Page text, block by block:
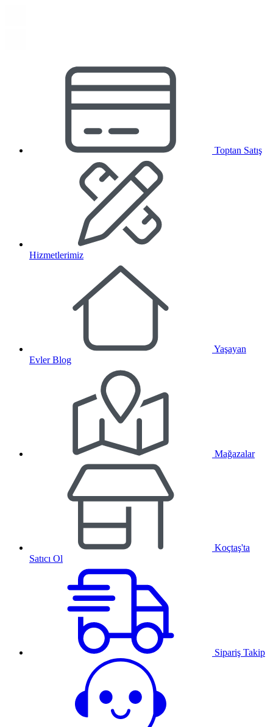
Toptan Satış
Hizmetlerimiz
Yaşayan
Evler Blog
Mağazalar
Koçtaş'ta
Satıcı Ol
Sipariş Takip